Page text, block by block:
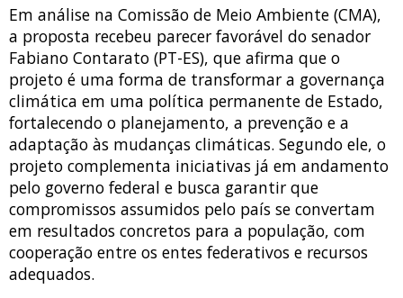
Em análise na Comissão de Meio Ambiente (CMA),
a proposta recebeu parecer favorável do senador
Fabiano Contarato (PT-ES), que afirma que o
projeto é uma forma de transformar a governança
climática em uma política permanente de Estado,
fortalecendo o planejamento, a prevenção e a
adaptação às mudanças climáticas. Segundo ele, o
projeto complementa iniciativas já em andamento
pelo governo federal e busca garantir que
compromissos assumidos pelo país se convertam
em resultados concretos para a população, com
cooperação entre os entes federativos e recursos
adequados.